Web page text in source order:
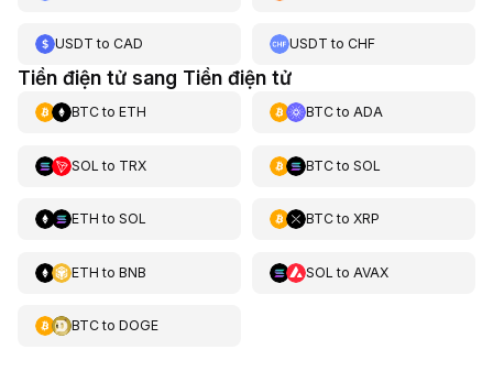
USDT to CAD USDT toCHF
Tiền điện tử sang Tiền điện tử
BTCto ETH BTCto ADA
SOL to TRX BTCto SOL
ETH to SOL BTCto XRP
ETH to BNB SOL to AVAX
BTCto DOGE